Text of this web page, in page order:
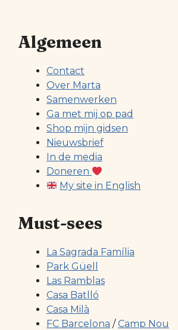
Algemeen
Contact
Over Marta
Samenwerken
Ga met mij op pad
Shop mijn gidsen
Nieuwsbrief
In de media
Doneren
My site in English
Must-sees
La Sagrada Família
Park Güell
Las Ramblas
Casa Batlló
Casa Milà
FC Barcelona /Camp Nou